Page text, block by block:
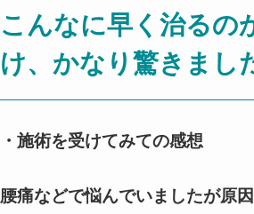
こんなに早く治るの
け、かなり驚きまし
・施術を受けてみての感想
腰痛などで悩んでいましたが原